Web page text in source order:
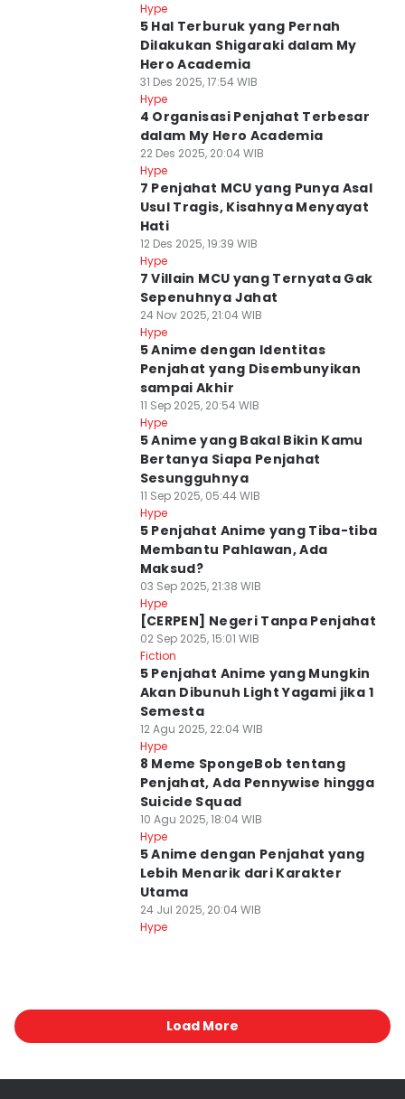
Hype
5 Hal Terburuk yang Pernah
Dilakukan Shigaraki dalam My
Hero Academia
31 Des 2025, 17:54 WIB
Hype
4 Organisasi Penjahat Terbesar
dalam My Hero Academia
22 Des 2025, 20:04 WIB
Hype
7 Penjahat MCU yang Punya Asal
Usul Tragis, Kisahnya Menyayat
Hati
12 Des 2025, 19:39 WIB
Hype
7 Villain MCU yang Ternyata Gak
Sepenuhnya Jahat
24 Nov 2025, 21:04 WIB
Hype
5 Anime dengan Identitas
Penjahat yang Disembunyikan
sampai Akhir
11 Sep 2025, 20:54 WIB
Hype
5 Anime yang Bakal Bikin Kamu
Bertanya Siapa Penjahat
Sesungguhnya
11 Sep 2025, 05:44 WIB
Hype
5 Penjahat Anime yang Tiba-tiba
Membantu Pahlawan, Ada
Maksud?
03 Sep 2025, 21:38 WIB
Hype
[CERPEN] Negeri Tanpa Penjahat
02 Sep 2025, 15:01 WIB
Fiction
5 Penjahat Anime yang Mungkin
Akan Dibunuh Light Yagami jika 1
Semesta
12 Agu 2025, 22:04 WIB
Hype
8 Meme SpongeBob tentang
Penjahat, Ada Pennywise hingga
Suicide Squad
10 Agu 2025, 18:04 WIB
Hype
5 Anime dengan Penjahat yang
Lebih Menarik dari Karakter
Utama
24 Jul 2025, 20:04 WIB
Hype
Load More